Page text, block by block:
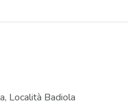
Località Badiola